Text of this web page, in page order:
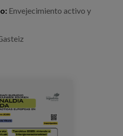
Envejecimiento activo y